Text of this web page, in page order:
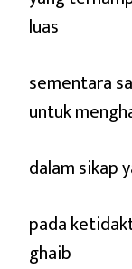
luas
sementara
untuk
dalam sikap
pada
ghaib